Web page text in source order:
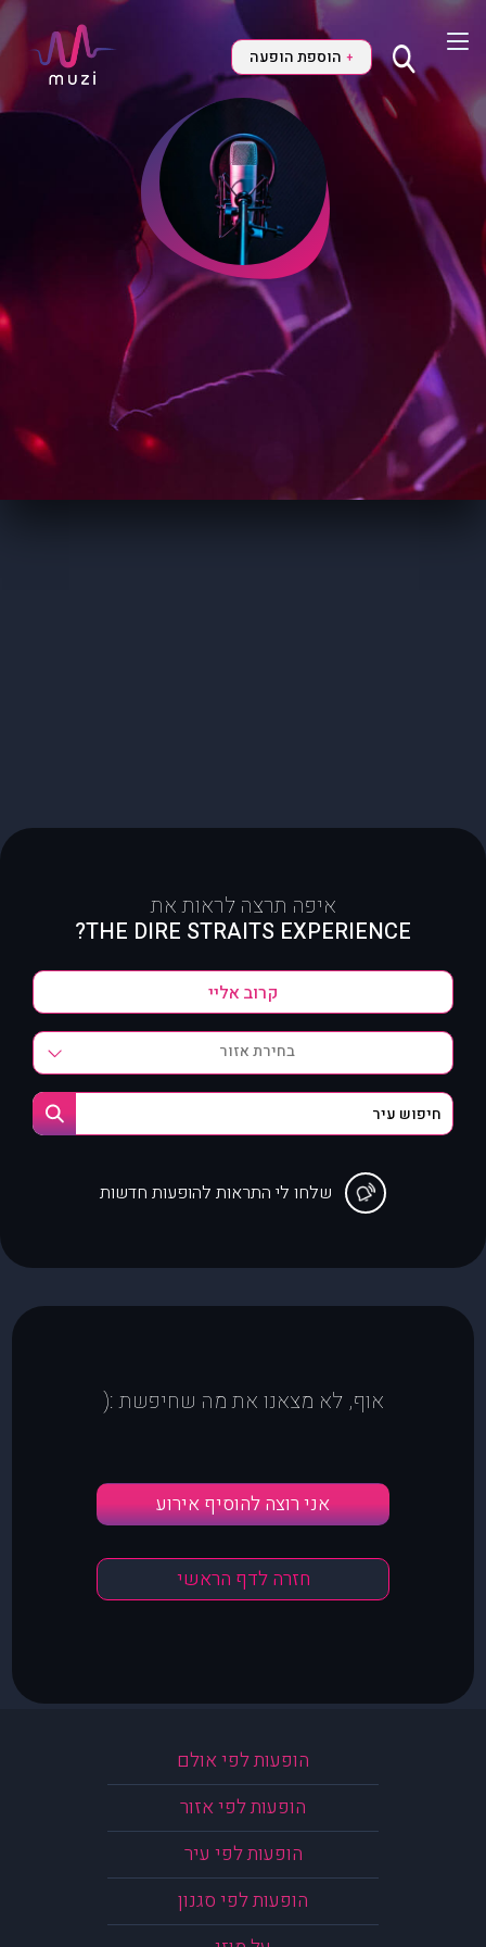
+ הוספת הופעה
איפה תרצה לראות את
THE DIRE STRAITS EXPERIENCE?
בחירת אזור
שלחו לי התראות להופעות חדשות
אוף, לא מצאנו את מה שחיפשת :(
אני רוצה להוסיף אירוע
חזרה לדף הראשי
הופעות לפי אולם
הופעות לפי אזור
הופעות לפי עיר
הופעות לפי סגנון